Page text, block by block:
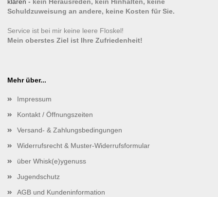
klären - kein Herausreden, kein Hinhalten, keine
Schuldzuweisung an andere, keine Kosten für Sie.
Service ist bei mir keine leere Floskel!
Mein oberstes Ziel ist Ihre Zufriedenheit!
Mehr über...
Impressum
Kontakt / Öffnungszeiten
Versand- & Zahlungsbedingungen
Widerrufsrecht & Muster-Widerrufsformular
über Whisk(e)ygenuss
Jugendschutz
AGB und Kundeninformation